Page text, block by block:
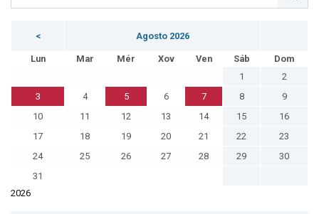
< Agosto 2026
Lun Mar Mér Xov Ven Sáb
Dom
1
2
3
4 5 6 7 8
9
10
11 12 13 14 15
16
17
18 19 20 21 22
23
24
25 26 27 28 29
30
31
2026